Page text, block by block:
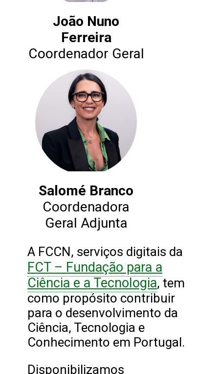
João Nuno
Ferreira
Coordenador Geral
Salomé Branco
Coordenadora
Geral Adjunta
A FCCN, serviços digitais da
FCT – Fundação para a
Ciência e a Tecnologia, tem
como propósito contribuir
para o desenvolvimento da
Ciência, Tecnologia e
Conhecimento em Portugal.
Disponibilizamos